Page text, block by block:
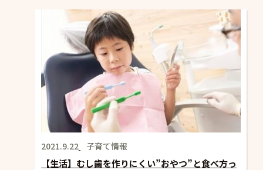
2021.9.22 子育て情報
【生活】むし歯を作りにくい”おやつ”と食べ方っ